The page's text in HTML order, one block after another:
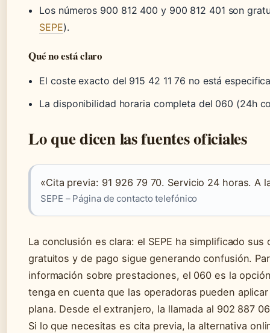
Los números 900 812 400 y 900 812 401 son
SEPE).
Qué no está claro
El coste exacto del 915 42 11 76 no está
La disponibilidad horaria completa del 060 (24h
Lo que dicen las fuentes oficiales
«Cita previa: 91 926 79 70. Servicio 24 horas. A
SEPE – Página de contacto telefónico
La conclusión es clara: el SEPE ha simplificado
gratuitos y de pago sigue generando confusión.
información sobre prestaciones, el 060 es la
tenga en cuenta que las operadoras pueden
plana. Desde el extranjero, la llamada al 902 887
Si lo que necesitas es cita previa, la alternativa